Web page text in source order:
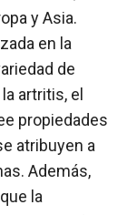
y Asia.
en la
de
artritis, el
propiedades
atribuyen a
Además,
la